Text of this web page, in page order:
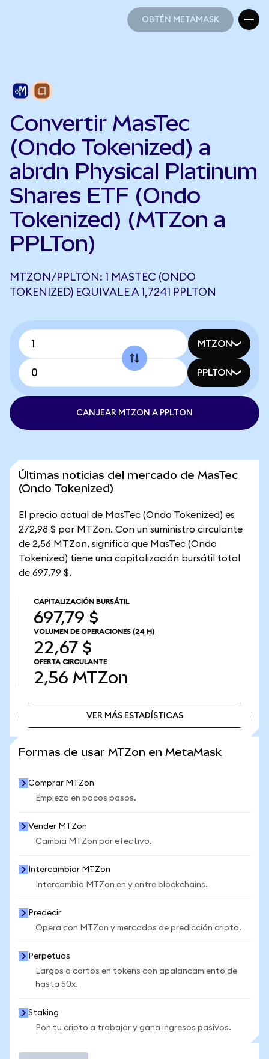
OBTÉN METAMASK
Convertir MasTec
(Ondo Tokenized) a
abrdn Physical Platinum
Shares ETF (Ondo
Tokenized) (MTZon a
PPLTon)
MTZON/PPLTON: 1 MASTEC (ONDO
TOKENIZED) EQUIVALE A 1,7241 PPLTON
MTZON
PPLTON
CANJEAR MTZON A PPLTON
Últimas noticias del mercado de MasTec
(Ondo Tokenized)
El precio actual de MasTec (Ondo Tokenized) es
272,98 $ por MTZon. Con un suministro circulante
de 2,56 MTZon, significa que MasTec (Ondo
Tokenized) tiene una capitalización bursátil total
de 697,79 $.
CAPITALIZACIÓN BURSÁTIL
697,79 $
VOLUMEN DE OPERACIONES (24 H)
22,67 $
OFERTA CIRCULANTE
2,56 MTZon
VER MÁS ESTADÍSTICAS
Formas de usar MTZon en MetaMask
Comprar MTZon
Empieza en pocos pasos.
Vender MTZon
Cambia MTZon por efectivo.
Intercambiar MTZon
Intercambia MTZon en y entre blockchains.
Predecir
Opera con MTZon y mercados de predicción cripto.
Perpetuos
Largos o cortos en tokens con apalancamiento de
hasta 50x.
Staking
Pon tu cripto a trabajar y gana ingresos pasivos.